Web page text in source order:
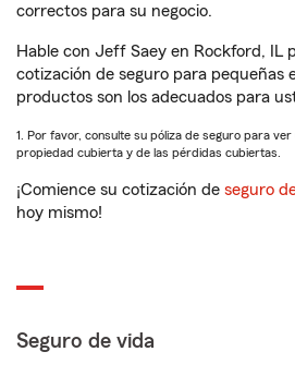
correctos para su negocio.
Hable con Jeff Saey en Rockford, IL
cotización de seguro para pequeñas
productos son los adecuados para
1. Por favor, consulte su póliza de seguro para
propiedad cubierta y de las pérdidas cubiertas.
¡Comience su cotización de seguro
hoy mismo!
Seguro de vida